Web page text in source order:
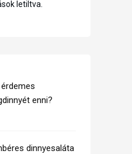
letiltva.
enni?
dinnyesaláta